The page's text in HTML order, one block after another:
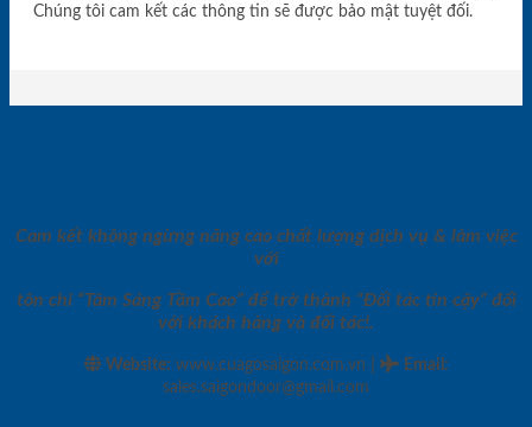
Chúng tôi cam kết các thông tin sẽ được bảo mật tuyệt đối.
Cam kết không ngừng nâng cao chất lượng dịch vụ & làm việc
với
tôn chỉ “Tâm Sáng Tầm Cao” để trở thành “Đối tác tin cậy” đối
với khách hàng và đối tác!.
Website: www.cuagosaigon.com.vn Email :
sales.saigondoor@gmail.com